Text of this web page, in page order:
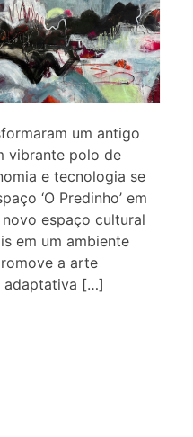
um antigo
vibrante polo de
e tecnologia se
‘O Predinho’ em
novo espaço cultural
em um ambiente
a arte
adaptativa […]